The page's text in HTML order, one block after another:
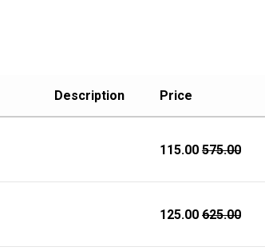
Description Price
115.00 575.00
125.00 625.00